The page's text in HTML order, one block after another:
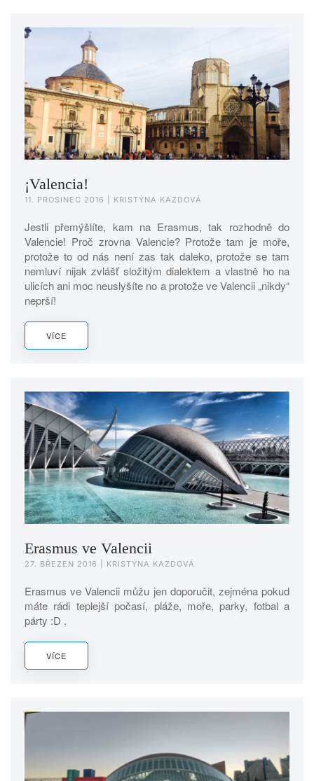
¡Valencia!
11. PROSINEC 2016 | KRISTÝNA KAZDOVÁ
Jestli přemýšlíte, kam na Erasmus, tak rozhodně do
Valencie! Proč zrovna Valencie? Protože tam je moře,
protože to od nás není zas tak daleko, protože se tam
nemluví nijak zvlášť složitým dialektem a vlastně ho na
ulicích ani moc neuslyšíte no a protože ve Valencii „nikdy“
neprší!
VÍCE
Erasmus ve Valencii
27. BŘEZEN 2016 | KRISTÝNA KAZDOVÁ
Erasmus ve Valencii můžu jen doporučit, zejména pokud
máte rádi teplejší počasí, pláže, moře, parky, fotbal a
párty :D .
VÍCE